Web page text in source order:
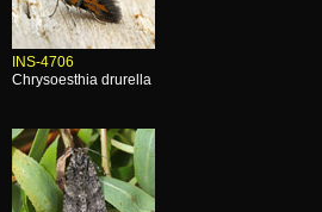
INS-4706
Chrysoesthia drurella